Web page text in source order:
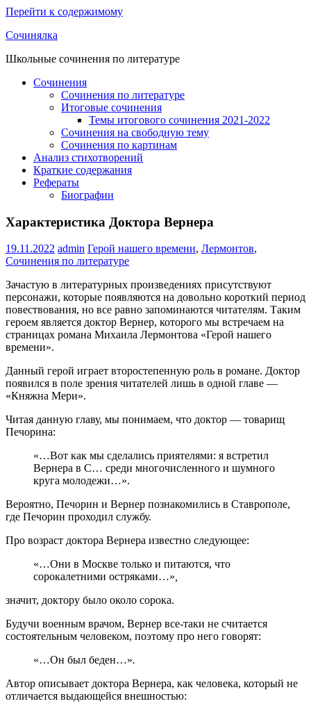
Перейти к содержимому
Сочинялка
Школьные сочинения по литературе
Сочинения
Сочинения по литературе
Итоговые сочинения
Темы итогового сочинения 2021-2022
Сочинения на свободную тему
Сочинения по картинам
Анализ стихотворений
Краткие содержания
Рефераты
Биографии
Характеристика Доктора Вернера
19.11.2022 admin Герой нашего времени, Лермонтов,
Сочинения по литературе
Зачастую в литературных произведениях присутствуют
персонажи, которые появляются на довольно короткий период
повествования, но все равно запоминаются читателям. Таким
героем является доктор Вернер, которого мы встречаем на
страницах романа Михаила Лермонтова «Герой нашего
времени».
Данный герой играет второстепенную роль в романе. Доктор
появился в поле зрения читателей лишь в одной главе —
«Княжна Мери».
Читая данную главу, мы понимаем, что доктор — товарищ
Печорина:
«…Вот как мы сделались приятелями: я встретил
Вернера в С… среди многочисленного и шумного
круга молодежи…».
Вероятно, Печорин и Вернер познакомились в Ставрополе,
где Печорин проходил службу.
Про возраст доктора Вернера известно следующее:
«…Они в Москве только и питаются, что
сорокалетними остряками…»,
значит, доктору было около сорока.
Будучи военным врачом, Вернер все-таки не считается
состоятельным человеком, поэтому про него говорят:
«…Он был беден…».
Автор описывает доктора Вернера, как человека, который не
отличается выдающейся внешностью: